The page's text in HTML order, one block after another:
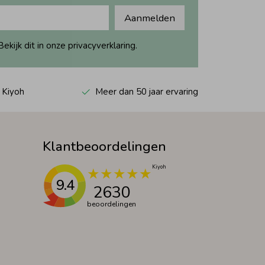
Aanmelden
dit in onze privacyverklaring.
Meer dan 50 jaar ervaring
Klantbeoordelingen
9.4 2630
beoordelingen